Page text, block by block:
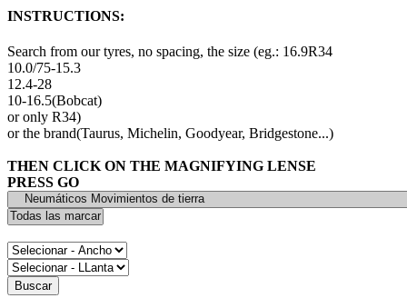
INSTRUCTIONS:
Search from our tyres, no spacing, the size (eg.: 16.9R34
10.0/75-15.3
12.4-28
10-16.5(Bobcat)
or only R34)
or the brand(Taurus, Michelin, Goodyear, Bridgestone...)
THEN CLICK ON THE MAGNIFYING LENSE
PRESS GO